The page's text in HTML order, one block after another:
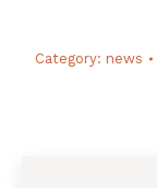
Category: news